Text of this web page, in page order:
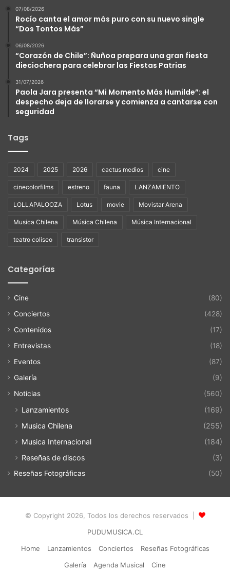
07/08/2026
Rocío canta el amor más puro con su nuevo single
“Dos Tontos Más”
06/08/2026
“Corazón de Chile”: Ñuñoa prepara una gran fiesta
dieciochera para celebrar las Fiestas Patrias
31/07/2026
Paola Jara presenta “Mi Momento Más Humilde”: el
despecho deja de llorarse y comienza a cantarse con
seguridad
Tags
2024 2025 2026 cactus medios cine
cinecolorfilms estreno fauna LANZAMIENTO
LOLLAPALOOZA Lotus movie Movistar Arena
Musica Chilena Música Chilena Música Internacional
teatro coliseo transistor
Categorías
Cine
(80)
Conciertos
(428)
Contenidos
(17)
Entrevistas
(18)
Eventos
(87)
Galería
(9)
Noticias
(560)
Lanzamientos
(169)
Musica Chilena
(255)
Musica Internacional
(184)
Reseñas de discos
(3)
Reseñas Fotográficas (50)
© Copyright 2026, Todos los derechos reservados |
PUDUMUSICA.CL
Home
Lanzamientos Conciertos
Reseñas Fotográficas
Galería
Agenda Musical Cine